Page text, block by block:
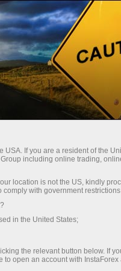
Récompenses
marques
Les sociétés à
ont une
dans tous les
sociétés a reçu de
de magazines
USA. If you are a resident of the
including online trading,
location is not the US, kindly
with government
in the United States;
the relevant button below. If
open an account with InstaForex